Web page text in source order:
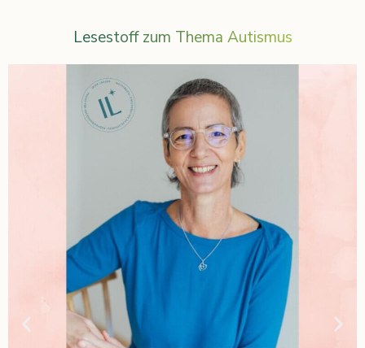
Lesestoff zum Thema Autismus​